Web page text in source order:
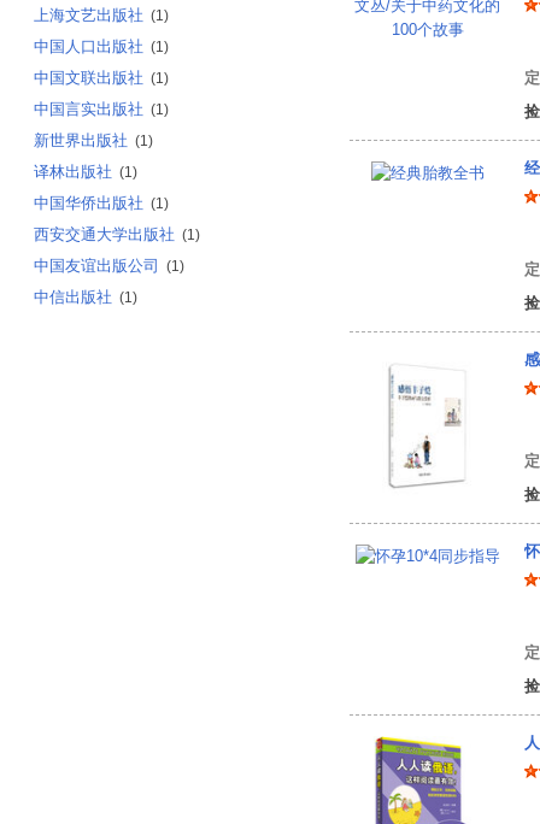
上海文艺出版社 (1)
中国人口出版社 (1)
中国文联出版社 (1)
中国言实出版社 (1)
新世界出版社 (1)
译林出版社 (1)
中国华侨出版社 (1)
西安交通大学出版社 (1)
中国友谊出版公司 (1)
中信出版社 (1)